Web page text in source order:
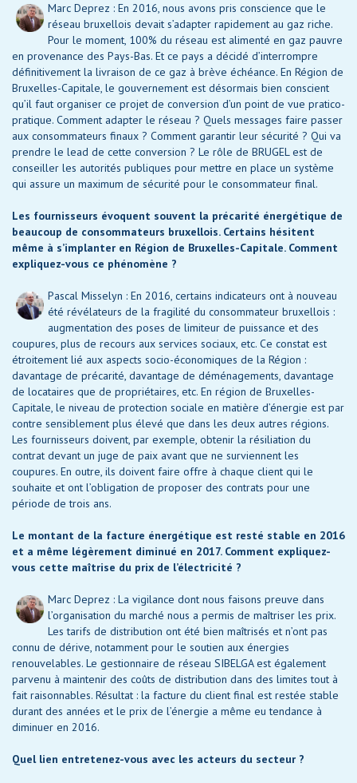
Marc Deprez : En 2016, nous avons pris conscience que le
réseau bruxellois devait s’adapter rapidement au gaz riche.
Pour le moment, 100% du réseau est alimenté en gaz pauvre
en provenance des Pays-Bas. Et ce pays a décidé d’interrompre
définitivement la livraison de ce gaz à brève échéance. En Région de
Bruxelles-Capitale, le gouvernement est désormais bien conscient
qu’il faut organiser ce projet de conversion d’un point de vue pratico-
pratique. Comment adapter le réseau ? Quels messages faire passer
aux consommateurs finaux ? Comment garantir leur sécurité ? Qui va
prendre le lead de cette conversion ? Le rôle de BRUGEL est de
conseiller les autorités publiques pour mettre en place un système
qui assure un maximum de sécurité pour le consommateur final.
Les fournisseurs évoquent souvent la précarité énergétique de
beaucoup de consommateurs bruxellois. Certains hésitent
même à s’implanter en Région de Bruxelles-Capitale. Comment
expliquez-vous ce phénomène ?
Pascal Misselyn : En 2016, certains indicateurs ont à nouveau
été révélateurs de la fragilité du consommateur bruxellois :
augmentation des poses de limiteur de puissance et des
coupures, plus de recours aux services sociaux, etc. Ce constat est
étroitement lié aux aspects socio-économiques de la Région :
davantage de précarité, davantage de déménagements, davantage
de locataires que de propriétaires, etc. En région de Bruxelles-
Capitale, le niveau de protection sociale en matière d’énergie est par
contre sensiblement plus élevé que dans les deux autres régions.
Les fournisseurs doivent, par exemple, obtenir la résiliation du
contrat devant un juge de paix avant que ne surviennent les
coupures. En outre, ils doivent faire offre à chaque client qui le
souhaite et ont l’obligation de proposer des contrats pour une
période de trois ans.
Le montant de la facture énergétique est resté stable en 2016
et a même légèrement diminué en 2017. Comment expliquez-
vous cette maîtrise du prix de l’électricité ?
Marc Deprez : La vigilance dont nous faisons preuve dans
l’organisation du marché nous a permis de maîtriser les prix.
Les tarifs de distribution ont été bien maîtrisés et n’ont pas
connu de dérive, notamment pour le soutien aux énergies
renouvelables. Le gestionnaire de réseau SIBELGA est également
parvenu à maintenir des coûts de distribution dans des limites tout à
fait raisonnables. Résultat : la facture du client final est restée stable
durant des années et le prix de l’énergie a même eu tendance à
diminuer en 2016.
Quel lien entretenez-vous avec les acteurs du secteur ?